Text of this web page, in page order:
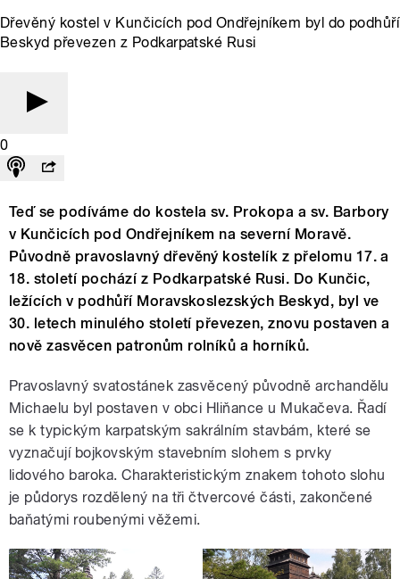
Dřevěný kostel v Kunčicích pod Ondřejníkem byl do podhůří
Beskyd převezen z Podkarpatské Rusi
0
Teď se podíváme do kostela sv. Prokopa a sv. Barbory
v Kunčicích pod Ondřejníkem na severní Moravě.
Původně pravoslavný dřevěný kostelík z přelomu 17. a
18. století pochází z Podkarpatské Rusi. Do Kunčic,
ležících v podhůří Moravskoslezských Beskyd, byl ve
30. letech minulého století převezen, znovu postaven a
nově zasvěcen patronům rolníků a horníků.
Pravoslavný svatostánek zasvěcený původně archandělu
Michaelu byl postaven v obci Hliňance u Mukačeva. Řadí
se k typickým karpatským sakrálním stavbám, které se
vyznačují bojkovským stavebním slohem s prvky
lidového baroka. Charakteristickým znakem tohoto slohu
je půdorys rozdělený na tři čtvercové části, zakončené
baňatými roubenými věžemi.